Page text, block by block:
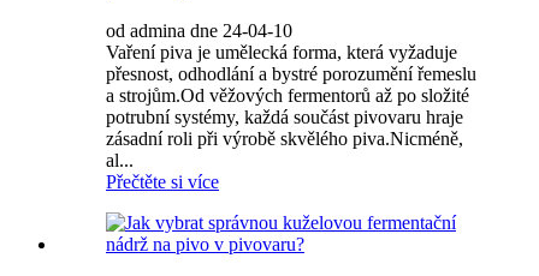
od admina dne 24-04-10
Vaření piva je umělecká forma, která vyžaduje
přesnost, odhodlání a bystré porozumění řemeslu
a strojům.Od věžových fermentorů až po složité
potrubní systémy, každá součást pivovaru hraje
zásadní roli při výrobě skvělého piva.Nicméně,
al...
Přečtěte si více